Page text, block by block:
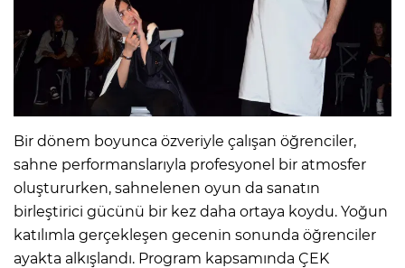
Bir dönem boyunca özveriyle çalışan öğrenciler,
sahne performanslarıyla profesyonel bir atmosfer
oluştururken, sahnelenen oyun da sanatın
birleştirici gücünü bir kez daha ortaya koydu. Yoğun
katılımla gerçekleşen gecenin sonunda öğrenciler
ayakta alkışlandı. Program kapsamında ÇEK